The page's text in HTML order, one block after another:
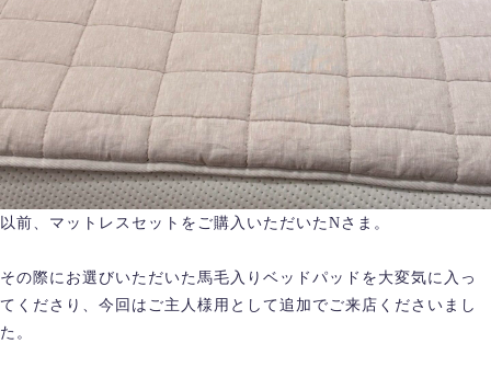
以前、マットレスセットをご購入いただいたNさま。
その際にお選びいただいた馬毛入りベッドパッドを大変気に入っ
てくださり、今回はご主人様用として追加でご来店くださいまし
た。